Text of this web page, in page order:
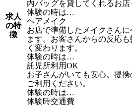
求人
の特
徴
内バッグを貸してくれるお店
体験の時は…
ヘアメイク
お店で準備したメイクさん
ます。お客さんからの反応
く変わります。
体験の時は…
託児所利用OK
お子さんがいても安心。提
ご利用ください。
体験の時は…
体験時交通費